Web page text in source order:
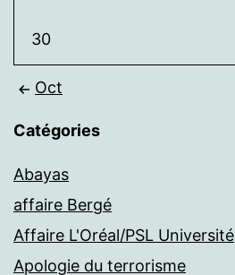
30
Oct
Catégories
Abayas
affaire Bergé
Affaire L'Oréal/PSL Université
Apologie du terrorisme